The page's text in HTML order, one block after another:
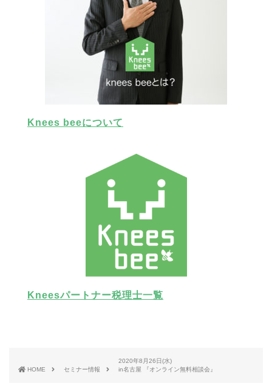
Knees beeについて
Kneesパートナー税理士一覧
HOME セミナー情報
2020年8月26日(水)
in名古屋 『オンライン無料相談会』